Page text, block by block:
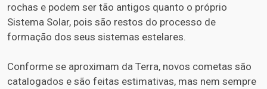
rochas e podem ser tão antigos quanto o próprio
Sistema Solar, pois são restos do processo de
formação dos seus sistemas estelares.
Conforme se aproximam da Terra, novos cometas são
catalogados e são feitas estimativas, mas nem sempre